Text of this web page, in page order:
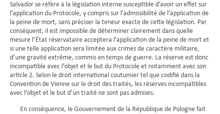
Salvador se réfère à la législation interne susceptible d’avoir un effet sur
l’application du Protocole, y compris sur l’admissibilité de l’application de
la peine de mort, sans préciser la teneur exacte de cette législation. Par
conséquent, il est impossible de déterminer clairement dans quelle
mesure l’État réservataire acceptera l’application de la peine de mort et
si une telle application sera limitée aux crimes de caractère militaire,
d’une gravité extrême, commis en temps de guerre. La réserve est donc
incompatible avec l’objet et le but du Protocole et notamment avec son
article 2. Selon le droit international coutumier tel que codifié dans la
Convention de Vienne sur le droit des traités, les réserves incompatibles
avec l’objet et le but d’un traité ne sont pas admises.
En conséquence, le Gouvernement de la République de Pologne fait